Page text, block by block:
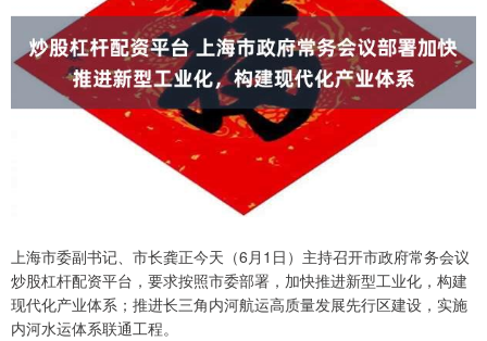
上海市委副书记、市长龚正今天（6月1日）主持召开市政府常务会议
炒股杠杆配资平台，要求按照市委部署，加快推进新型工业化，构建
现代化产业体系；推进长三角内河航运高质量发展先行区建设，实施
内河水运体系联通工程。